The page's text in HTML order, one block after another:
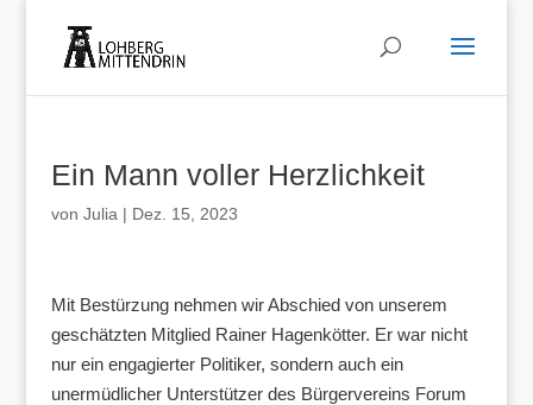
Ein Mann voller Herzlichkeit
von Julia | Dez. 15, 2023
Mit Bestürzung nehmen wir Abschied von unserem
geschätzten Mitglied Rainer Hagenkötter. Er war nicht
nur ein engagierter Politiker, sondern auch ein
unermüdlicher Unterstützer des Bürgervereins Forum